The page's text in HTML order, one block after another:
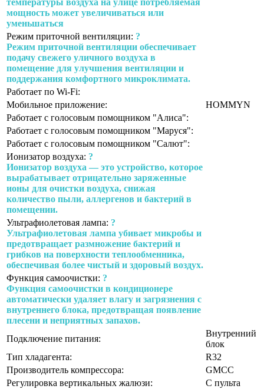
мощность может увеличиваться или
уменьшаться
Режим приточной вентиляции: ?
Режим приточной вентиляции обеспечивает
подачу свежего уличного воздуха в
помещение для улучшения вентиляции и
поддержания комфортного микроклимата.
Работает по Wi-Fi:
Мобильное приложение:
HOMMYN
Работает с голосовым помощником "Алиса":
Работает с голосовым помощником "Маруся":
Работает с голосовым помощником "Салют":
Ионизатор воздуха: ?
Ионизатор воздуха — это устройство, которое
вырабатывает отрицательно заряженные
ионы для очистки воздуха, снижая
количество пыли, аллергенов и бактерий в
помещении.
Ультрафиолетовая лампа: ?
Ультрафиолетовая лампа убивает микробы и
предотвращает размножение бактерий и
грибков на поверхности теплообменника,
обеспечивая более чистый и здоровый воздух.
Функция самоочистки: ?
Функция самоочистки в кондиционере
автоматически удаляет влагу и загрязнения с
внутреннего блока, предотвращая появление
плесени и неприятных запахов.
Подключение питания:
Внутренний
блок
Тип хладагента:
R32
Производитель компрессора:
GMCC
Регулировка вертикальных жалюзи:
С пульта